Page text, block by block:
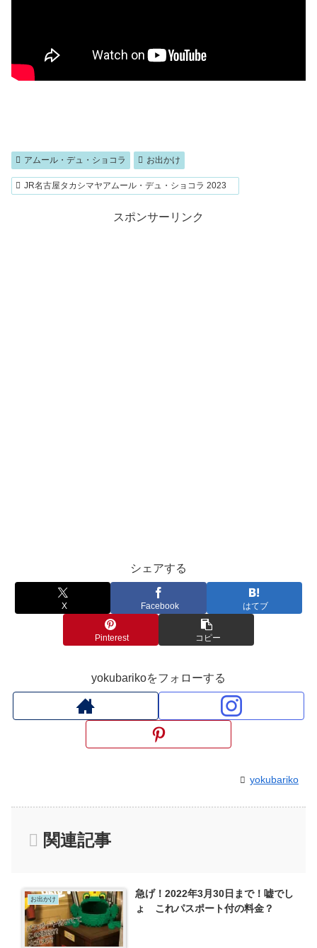
アムール・デュ・ショコラ お出かけ
JR名古屋タカシマヤアムール・デュ・ショコラ 2023
スポンサーリンク
シェアする
X Facebook はてブ
Pinterest コピー
yokubarikoをフォローする
yokubariko
関連記事
お出かけ
急げ！2022年3月30日まで！嘘でし
ょ これパスポート付の料金？